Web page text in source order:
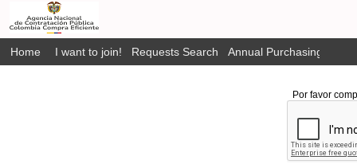
Home I want to join! Requests Search Annual Purchasing Plan
Por favor